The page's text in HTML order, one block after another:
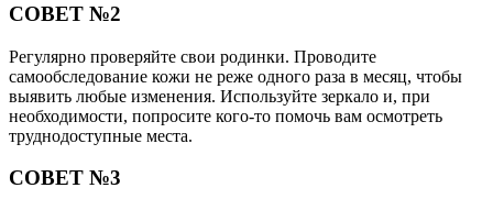
СОВЕТ №2
Регулярно проверяйте свои родинки. Проводите
самообследование кожи не реже одного раза в месяц, чтобы
выявить любые изменения. Используйте зеркало и, при
необходимости, попросите кого-то помочь вам осмотреть
труднодоступные места.
СОВЕТ №3